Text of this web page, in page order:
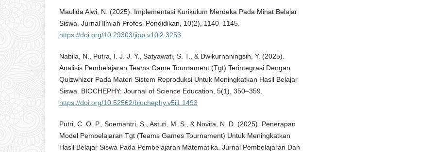
Maulida Alwi, N. (2025). Implementasi Kurikulum Merdeka Pada Minat Belajar
Siswa. Jurnal Ilmiah Profesi Pendidikan, 10(2), 1140–1145.
https://doi.org/10.29303/jipp.v10i2.3253
Nabila, N., Putra, I. J. J. Y., Satyawati, S. T., & Dwikurnaningsih, Y. (2025).
Analisis Pembelajaran Teams Game Tournament (Tgt) Terintegrasi Dengan
Quizwhizer Pada Materi Sistem Reproduksi Untuk Meningkatkan Hasil Belajar
Siswa. BIOCHEPHY: Journal of Science Education, 5(1), 350–359.
https://doi.org/10.52562/biochephy.v5i1.1493
Putri, C. O. P., Soemantri, S., Astuti, M. S., & Novita, N. D. (2025). Penerapan
Model Pembelajaran Tgt (Teams Games Tournament) Untuk Meningkatkan
Hasil Belajar Siswa Pada Pembelajaran Matematika. Jurnal Pembelajaran Dan